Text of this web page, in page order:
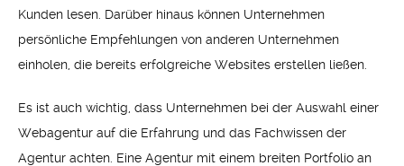
Kunden lesen. Darüber hinaus können Unternehmen
persönliche Empfehlungen von anderen Unternehmen
einholen, die bereits erfolgreiche Websites erstellen ließen.
Es ist auch wichtig, dass Unternehmen bei der Auswahl einer
Webagentur auf die Erfahrung und das Fachwissen der
Agentur achten. Eine Agentur mit einem breiten Portfolio an